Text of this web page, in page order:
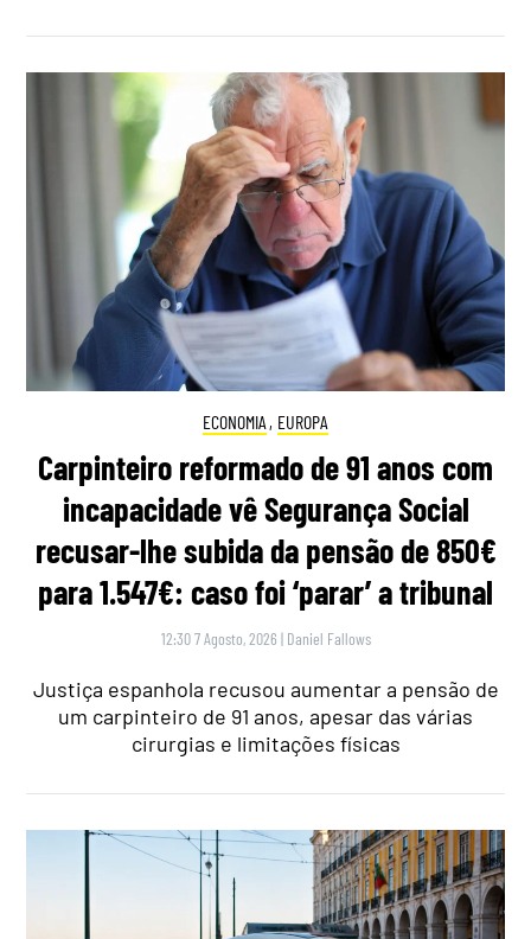
ECONOMIA , EUROPA
Carpinteiro reformado de 91 anos com
incapacidade vê Segurança Social
recusar-lhe subida da pensão de 850€
para 1.547€: caso foi ‘parar’ a tribunal
12:30 7 Agosto, 2026 | Daniel Fallows
Justiça espanhola recusou aumentar a pensão de
um carpinteiro de 91 anos, apesar das várias
cirurgias e limitações físicas